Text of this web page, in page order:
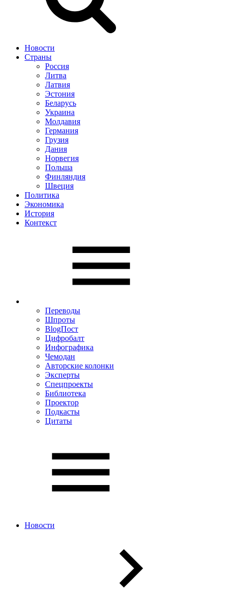
Новости
Страны
Россия
Литва
Латвия
Эстония
Беларусь
Украина
Молдавия
Германия
Грузия
Дания
Норвегия
Польша
Финляндия
Швеция
Политика
Экономика
История
Контекст
Переводы
Шпроты
BlogПост
Цифробалт
Инфографика
Чемодан
Авторские колонки
Эксперты
Спецпроекты
Библиотека
Проектор
Подкасты
Цитаты
Новости